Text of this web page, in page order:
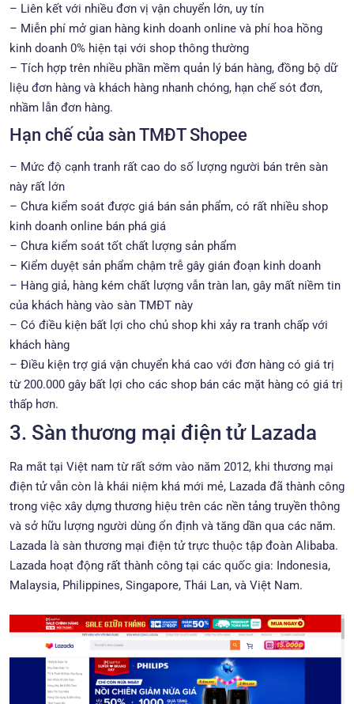
– Liên kết với nhiều đơn vị vận chuyển lớn, uy tín
– Miễn phí mở gian hàng kinh doanh online và phí hoa hồng
kinh doanh 0% hiện tại với shop thông thường
– Tích hợp trên nhiều phần mềm quản lý bán hàng, đồng bộ dữ
liệu đơn hàng và khách hàng nhanh chóng, hạn chế sót đơn,
nhầm lẫn đơn hàng.
Hạn chế của sàn TMĐT Shopee
– Mức độ cạnh tranh rất cao do số lượng người bán trên sàn
này rất lớn
– Chưa kiểm soát được giá bán sản phẩm, có rất nhiều shop
kinh doanh online bán phá giá
– Chưa kiểm soát tốt chất lượng sản phẩm
– Kiểm duyệt sản phẩm chậm trễ gây gián đoạn kinh doanh
– Hàng giả, hàng kém chất lượng vẫn tràn lan, gây mất niềm tin
của khách hàng vào sàn TMĐT này
– Có điều kiện bất lợi cho chủ shop khi xảy ra tranh chấp với
khách hàng
– Điều kiện trợ giá vận chuyển khá cao với đơn hàng có giá trị
từ 200.000 gây bất lợi cho các shop bán các mặt hàng có giá trị
thấp hơn.
3. Sàn thương mại điện tử Lazada
Ra mắt tại Việt nam từ rất sớm vào năm 2012, khi thương mại
điện tử vẫn còn là khái niệm khá mới mẻ, Lazada đã thành công
trong việc xây dựng thương hiệu trên các nền tảng truyền thông
và sở hữu lượng người dùng ổn định và tăng dần qua các năm.
Lazada là sàn thương mại điện tử trực thuộc tập đoàn Alibaba.
Lazada hoạt động rất thành công tại các quốc gia: Indonesia,
Malaysia, Philippines, Singapore, Thái Lan, và Việt Nam.